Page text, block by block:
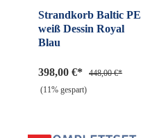
Strandkorb Baltic PE
weiß Dessin Royal
Blau
398,00 €*
448,00 €*
(11% gespart)